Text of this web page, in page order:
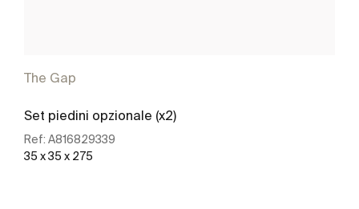
The Gap
Set piedini opzionale (x2)
Ref: A816829339
35 x 35 x 275